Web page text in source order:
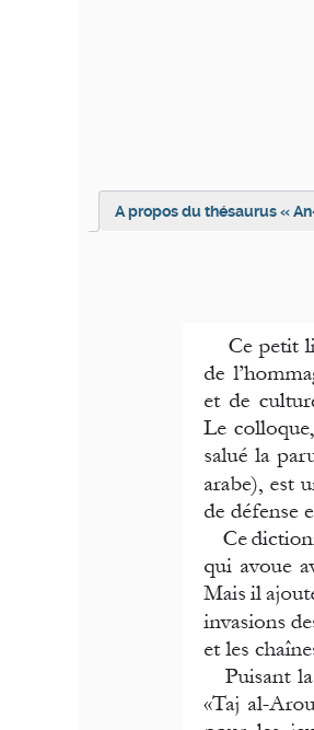
A propos du thésaurus «